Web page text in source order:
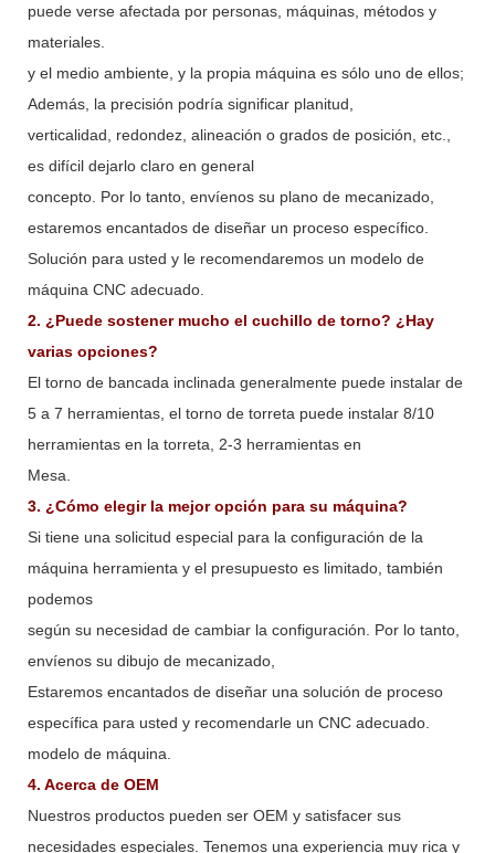
puede verse afectada por personas, máquinas, métodos y
materiales.
y el medio ambiente, y la propia máquina es sólo uno de ellos;
Además, la precisión podría significar planitud,
verticalidad, redondez, alineación o grados de posición, etc.,
es difícil dejarlo claro en general
concepto. Por lo tanto, envíenos su plano de mecanizado,
estaremos encantados de diseñar un proceso específico.
Solución para usted y le recomendaremos un modelo de
máquina CNC adecuado.
2. ¿Puede sostener mucho el cuchillo de torno? ¿Hay
varias opciones?
El torno de bancada inclinada generalmente puede instalar de
5 a 7 herramientas, el torno de torreta puede instalar 8/10
herramientas en la torreta, 2-3 herramientas en
Mesa.
3. ¿Cómo elegir la mejor opción para su máquina?
Si tiene una solicitud especial para la configuración de la
máquina herramienta y el presupuesto es limitado, también
podemos
según su necesidad de cambiar la configuración. Por lo tanto,
envíenos su dibujo de mecanizado,
Estaremos encantados de diseñar una solución de proceso
específica para usted y recomendarle un CNC adecuado.
modelo de máquina.
4. Acerca de OEM
Nuestros productos pueden ser OEM y satisfacer sus
necesidades especiales. Tenemos una experiencia muy rica y